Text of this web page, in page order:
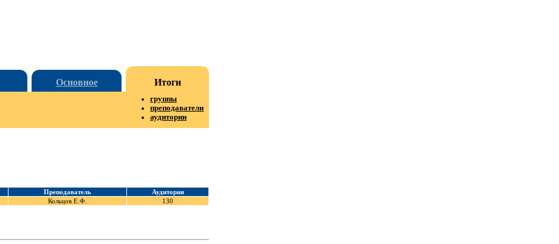
Основное Итоги
группы
преподаватели
аудитории
Преподаватель
Аудитория
Кольцов Е.Ф. 130